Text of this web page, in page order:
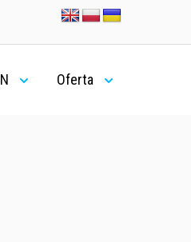
Oferta